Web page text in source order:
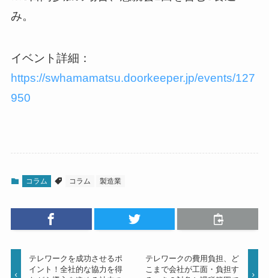
み。
イベント詳細：
https://swhamamatsu.doorkeeper.jp/events/127
950
コラム コラム 製造業
テレワークを成功させるポ
イント！全社的な協力を得
テレワークの費用負担、ど
こまで会社が工面・負担す